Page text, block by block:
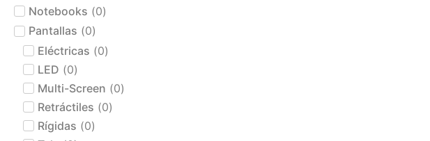
Notebooks (0)
Pantallas (0)
Eléctricas (0)
LED (0)
Multi-Screen (0)
Retráctiles (0)
Rígidas (0)